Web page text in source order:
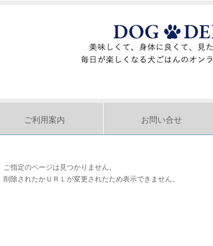
ご利用案内 お問い合せ
ご指定のページは見つかりません。
削除されたかＵＲＬが変更されたため表示できません。